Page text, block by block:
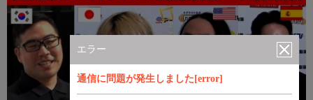
エラー
通信に問題が発生しました[error]